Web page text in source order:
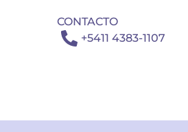
CONTACTO
+5411 4383-1107